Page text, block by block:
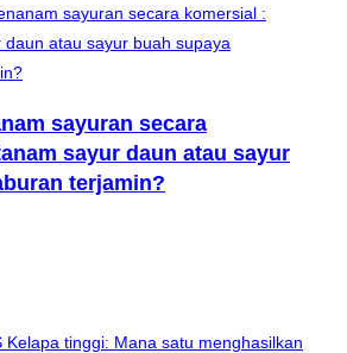
sayuran secara
sayur daun atau sayur
terjamin?
Kelapa tinggi: Mana satu menghasilkan